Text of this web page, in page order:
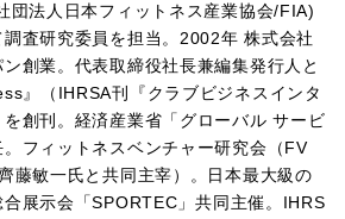
団法人日本フィットネス産業協会/FIA)
査研究委員を担当。2002年 株式会社
創業。代表取締役社長兼編集発行人と
』（IHRSA刊『クラブビジネスインタ
創刊。経済産業省「グローバル サービ
フィットネスベンチャー研究会（FV
藤敏一氏と共同主宰）。日本最大級の
展示会「SPORTEC」共同主催。IHRS